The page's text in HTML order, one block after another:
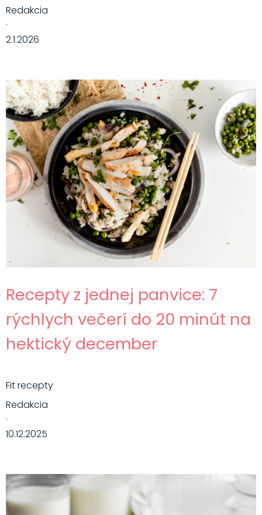
Redakcia
·
2.1.2026
Recepty z jednej panvice: 7
rýchlych večerí do 20 minút na
hektický december
Fit recepty
Redakcia
·
10.12.2025